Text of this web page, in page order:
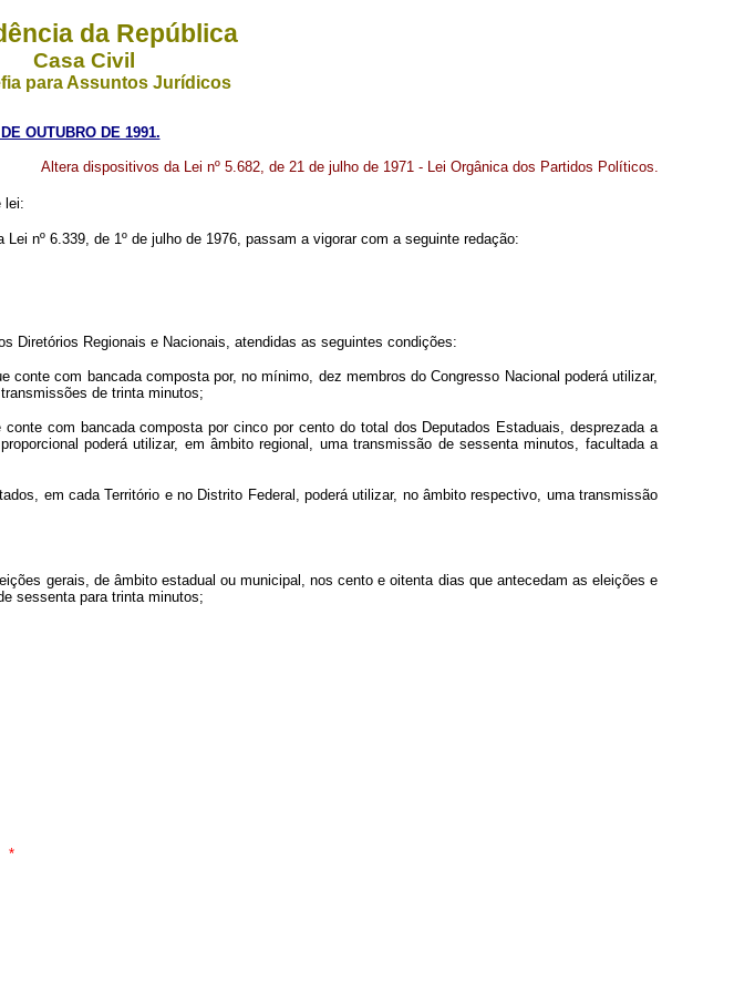
da República
Casa Civil
para Assuntos Jurídicos
OUTUBRO DE 1991.
Altera dispositivos da Lei nº 5.682, de 21 de julho de 1971 - Lei Orgânica dos Partidos Políticos.
lei:
nº 6.339, de 1º de julho de 1976, passam a vigorar com a seguinte redação:
Diretórios Regionais e Nacionais, atendidas as seguintes condições:
conte com bancada composta por, no mínimo, dez membros do Congresso Nacional poderá utilizar,
de trinta minutos;
com bancada composta por cinco por cento do total dos Deputados Estaduais, desprezada a
poderá utilizar, em âmbito regional, uma transmissão de sessenta minutos, facultada a
em cada Território e no Distrito Federal, poderá utilizar, no âmbito respectivo, uma transmissão
gerais, de âmbito estadual ou municipal, nos cento e oitenta dias que antecedam as eleições e
sessenta para trinta minutos;
*